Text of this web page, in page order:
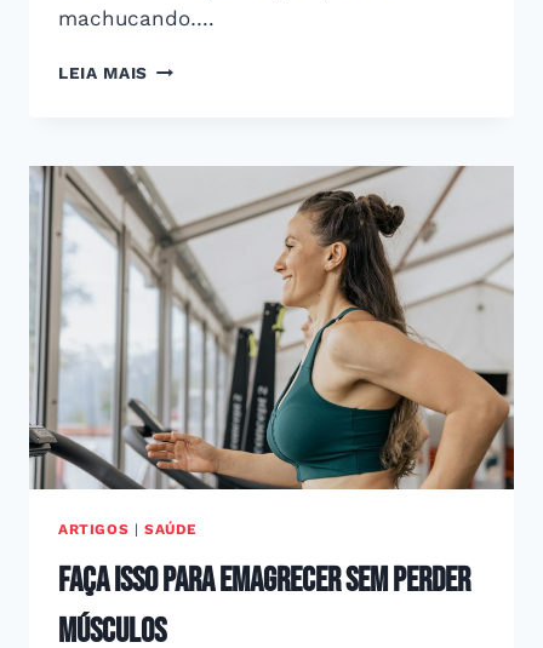
machucando….
LEIA MAIS DICAS
A
CARGA
NO
TREINO
COM
CONTROLE
ARTIGOS | SAÚDE
faça isso para emagrecer sem perder
músculos